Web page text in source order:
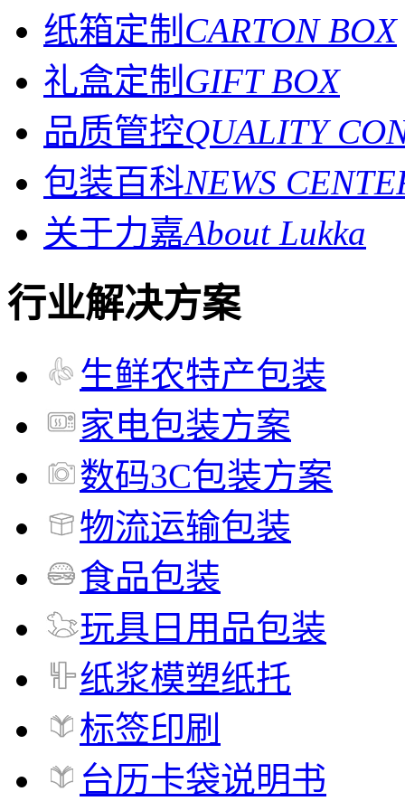
纸箱定制 CARTON BOX
礼盒定制 GIFT BOX
品质管控QUALITY
包装百科NEWS
关于力嘉About Lukka
行业解决方案
生鲜农特产包装
家电包装方案
数码3C包装方案
物流运输包装
食品包装
玩具日用品包装
纸浆模塑纸托
标签印刷
台历卡袋说明书